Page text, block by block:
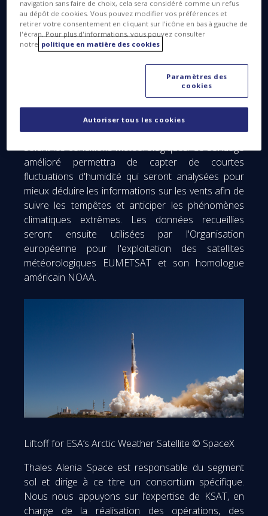
L’un des objectifs principaux de ce prototype est de
mettre en évidence l'efficacité des mesures
radiométriques pour l'amélioration des prévisions
météorologiques dans la zone Arctique et à
Grâce à l’emport du radiomètre à micro-ondes à
balayage transversal, des sondages à haute
résolution de l'humidité et de la température de
l'atmosphère seront réalisés, et ce quelles que
soient les conditions météorologiques. Ce sondage
amélioré permettra de capter de courtes
fluctuations d'humidité qui seront analysées pour
mieux déduire les informations sur les vents afin de
suivre les tempêtes et anticiper les phénomènes
climatiques extrêmes. Les données recueillies
seront ensuite utilisées par l'Organisation
européenne pour l'exploitation des satellites
météorologiques EUMETSAT et son homologue
américain NOAA.
Liftoff for ESA’s Arctic Weather Satellite © SpaceX
Thales Alenia Space est responsable du segment
sol et dirige à ce titre un consortium spécifique.
Nous nous appuyons sur l’expertise de KSAT, en
charge de la réalisation des opérations, des
navigation sans faire de choix, cela sera considéré comme un refus
au dépôt de cookies. Vous pouvez modifier vos préférences et
retirer votre consentement en cliquant sur l'icône en bas à gauche de
l'écran. Pour plus d'informations, vous pouvez consulter
notre politique en matière des cookies
Paramètres des
cookies
Autoriser tous les cookies